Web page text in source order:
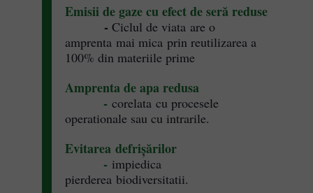
Emisii de gaze cu efect de seră reduse
- Ciclul de viata are o
amprenta mai mica prin reutilizarea a
100% din materiile prime
Amprenta de apa redusa
- corelata cu procesele
operationale sau cu intrarile.
Evitarea defrișărilor
- impiedica
pierderea biodiversitatii.